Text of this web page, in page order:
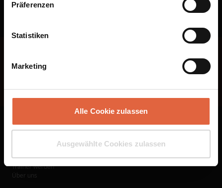
Präferenzen
Statistiken
Marketing
Alle Cookie zulassen
Ausgewählte Cookies zulassen
Ausbildungen
Learn@Home Premium
Förderungsmöglichkeiten
Trainer werden
Über uns